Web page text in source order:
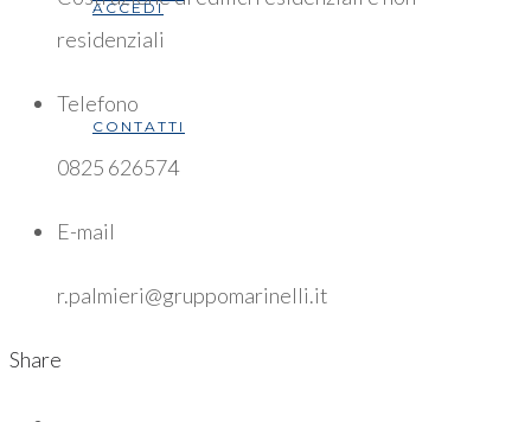
ACCEDI
CONTATTI
residenziali
Telefono
0825 626574
E-mail
r.palmieri@gruppomarinelli.it
Share